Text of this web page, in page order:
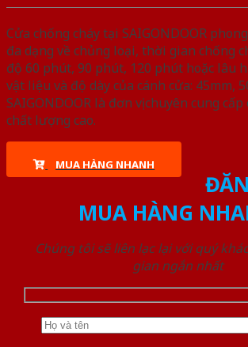
Cửa chống cháy tại SAIGONDOOR
đa dạng về chủng loại, thời gian chống
độ 60 phút, 90 phút, 120 phút hoặc lâu
vật liệu và độ dày của cánh cửa: 45mm,
SAIGONDOOR là đơn vị chuyên cung
chất lượng cao.
MUA HÀNG NHANH
MUA HÀNG
Chúng tôi sẽ liên lạc lại với quý
gian ngắn nhất